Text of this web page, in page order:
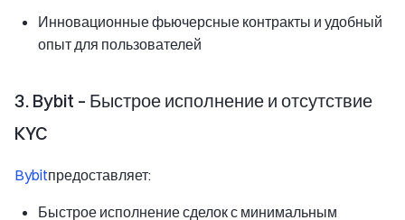
Инновационные фьючерсные контракты и удобный
опыт для пользователей
3. Bybit – Быстрое исполнение и отсутствие
KYC
Bybitпредоставляет:
Быстрое исполнение сделок с минимальным